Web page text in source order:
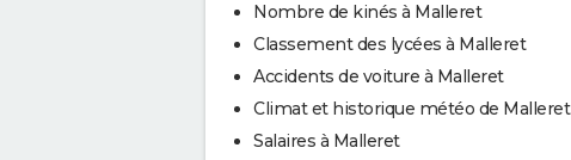
Nombre de kinés à Malleret
Classement des lycées à Malleret
Accidents de voiture à Malleret
Climat et historique météo de Malleret
Salaires à Malleret